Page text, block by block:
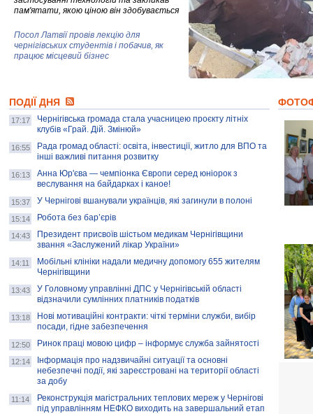
пам'ятати, якою ціною він здобувається
Посол Латвії провів лекцію для
чернігівських студентів і побачив, як
працює місцевий бізнес
колекцію про війну, емоції та тварин
AB InBev Efes Україна підтримала
навчальний проєкт "Молодіжна бізнес-
школа", спрямований на розвиток
підприємництва у Чернігівській області
Золота тварина: видання Forbes
написало про чернігівця Патрона: хто і
скільки на ньому заробляє? І куди
витрачають?
ПОДІЇ ДНЯ
17:17
Чернігівська громада стала учасницею проєкту літніх
клубів «Грай. Дій. Змінюй»
16:55
Рада громад області: освіта, інвестиції, житло для ВПО та
інші важливі питання розвитку
16:13
Анна Юр'єва — чемпіонка Європи серед юніорок з
веслування на байдарках і каное!
15:37 У Чернігові вшанували українців, які загинули в полоні
15:14 Робота без бар’єрів
14:43
Президент присвоїв шістьом медикам Чернігівщини
звання «Заслужений лікар України»
14:11
Мобільні клініки надали медичну допомогу 655 жителям
Чернігівщини
13:43
У Головному управлінні ДПС у Чернігівській області
відзначили сумлінних платників податків
13:18
Нові мотиваційні контракти: чіткі терміни служби, вибір
посади, гідне забезпечення
12:50 Ринок праці мовою цифр – інформує служба зайнятості
12:14
Інформація про надзвичайні ситуації та основні
небезпечні події, які зареєстровані на території області
за добу
11:14
Реконструкція магістральних теплових мереж у Чернігові
під управлінням НЕФКО виходить на завершальний етап